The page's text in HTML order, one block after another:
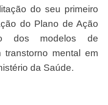
do seu primeiro
do Plano de Ação
dos modelos de
mental em
da Saúde.